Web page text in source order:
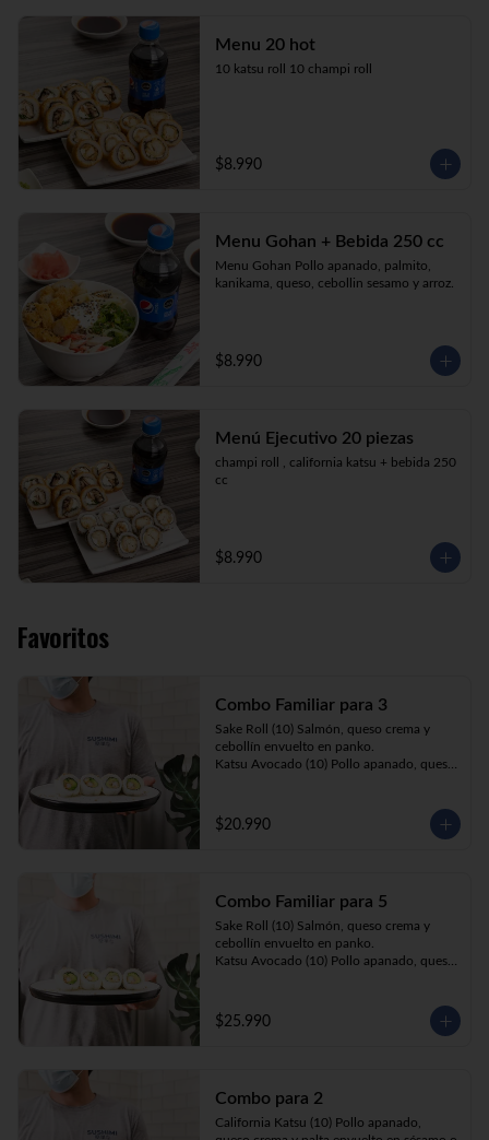
Menu 20 hot
10 katsu roll 10 champi roll
$8.990
Menu Gohan + Bebida 250 cc
Menu Gohan Pollo apanado, palmito,
kanikama, queso, cebollin sesamo y arroz.
$8.990
Menú Ejecutivo 20 piezas
champi roll , california katsu + bebida 250
cc
$8.990
Favoritos
Combo Familiar para 3
Sake Roll (10) Salmón, queso crema y
cebollín envuelto en panko.
Katsu Avocado (10) Pollo apanado, queso
y palta envuelta en sésamo o ciboulette.
Gyosas a elección (5u) + Bebida 1.5lt a
**Imagen Referencial**
$20.990
Combo Familiar para 5
Sake Roll (10) Salmón, queso crema y
cebollín envuelto en panko.
Katsu Avocado (10) Pollo apanado, queso
cebollín, envuelto en ciboulette o sesamo.
Tempura ebi avocado (10) Camarón
queso crema y palta envuelto en sésamo o
ciboulette.
Gyosas a elección (5u) + Bebida 1.5lt a
$25.990
Combo para 2
California Katsu (10) Pollo apanado,